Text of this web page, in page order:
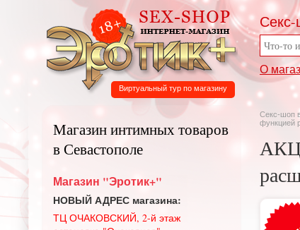
О
Виртуальный тур по магазину
Секс-шоп
функцией
Магазин интимных товаров
в Севастополе
Магазин "Эротик+"
НОВЫЙ АДРЕС магазина:
ТЦ ОЧАКОВСКИЙ, 2-й этаж